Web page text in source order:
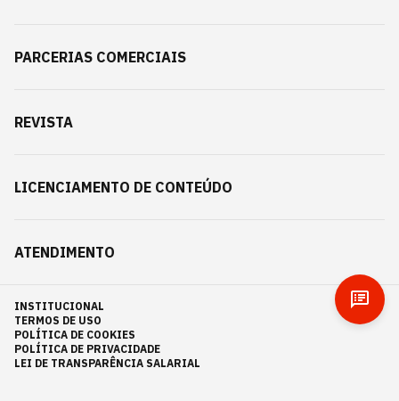
PARCERIAS COMERCIAIS
REVISTA
LICENCIAMENTO DE CONTEÚDO
ATENDIMENTO
INSTITUCIONAL
TERMOS DE USO
POLÍTICA DE COOKIES
POLÍTICA DE PRIVACIDADE
LEI DE TRANSPARÊNCIA SALARIAL